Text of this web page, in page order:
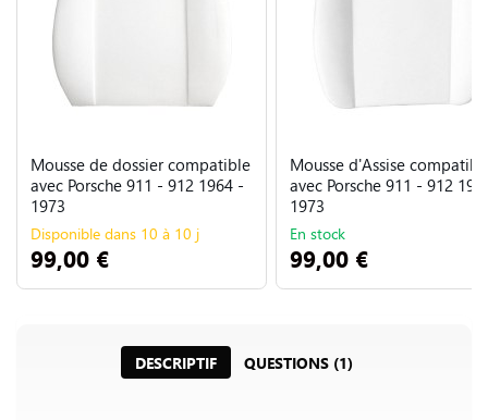
Mousse de dossier compatible
avec Porsche 911 - 912 1964 -
1973
Disponible dans 10 à 10 j
99,00 €
Mousse d'Assise
avec Porsche 911 - 912
1973
En stock
99,00 €
DESCRIPTIF QUESTIONS (1)